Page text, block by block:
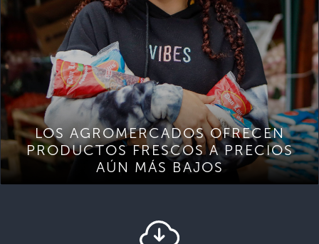
LOS AGROMERCADOS OFRECEN
PRODUCTOS FRESCOS A PRECIOS
AÚN MÁS BAJOS